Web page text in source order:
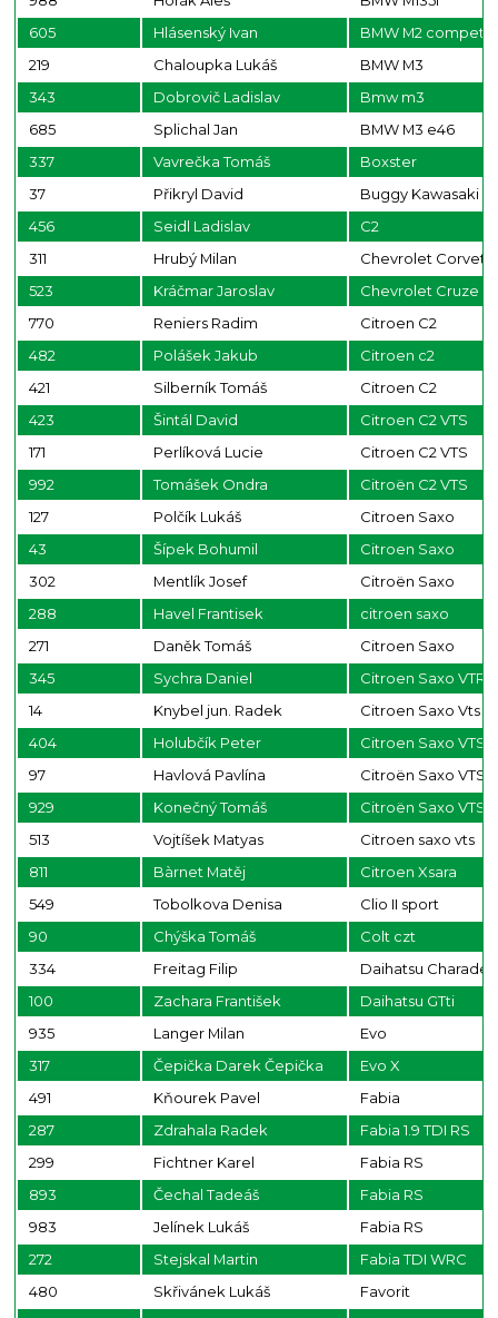
605
Hlásenský Ivan
BMW M2
219
Chaloupka Lukáš
BMW M3
343
Dobrovič Ladislav
Bmw m3
685
Splichal Jan
BMW M3 e46
337
Vavrečka Tomáš
Boxster
37
Přikryl David
Buggy Kawasaki
456
Seidl Ladislav
C2
311
Hrubý Milan
Chevrolet
523
Kráčmar Jaroslav
Chevrolet Cruze
770
Reniers Radim
Citroen C2
482
Polášek Jakub
Citroen c2
421
Silberník Tomáš
Citroen C2
423
Šintál David
Citroen C2 VTS
171
Perlíková Lucie
Citroen C2 VTS
992
Tomášek Ondra
Citroën C2 VTS
127
Polčík Lukáš
Citroen Saxo
43
Šípek Bohumil
Citroen Saxo
302
Mentlík Josef
Citroën Saxo
288
Havel Frantisek
citroen saxo
271
Daněk Tomáš
Citroen Saxo
345
Sychra Daniel
Citroen Saxo VTR
14
Knybel jun. Radek
Citroen Saxo Vts
404
Holubčík Peter
Citroen Saxo VTS
97
Havlová Pavlína
Citroën Saxo VTS
929
Konečný Tomáš
Citroën Saxo VTS
513
Vojtíšek Matyas
Citroen saxo vts
811
Bàrnet Matěj
Citroen Xsara
549
Tobolkova Denisa
Clio II sport
90
Chýška Tomáš
Colt czt
334
Freitag Filip
Daihatsu Charade
100
Zachara František
Daihatsu GTti
935
Langer Milan
Evo
317
Čepička Darek Čepička
Evo X
491
Kňourek Pavel
Fabia
287
Zdrahala Radek
Fabia 1.9 TDI RS
299
Fichtner Karel
Fabia RS
893
Čechal Tadeáš
Fabia RS
983
Jelínek Lukáš
Fabia RS
272
Stejskal Martin
Fabia TDI WRC
480
Skřivánek Lukáš
Favorit